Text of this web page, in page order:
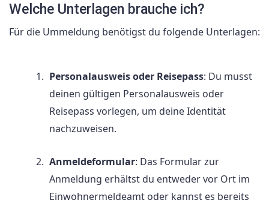
Welche Unterlagen brauche ich?
Für die Ummeldung benötigst du folgende Unterlagen:
Personalausweis oder Reisepass: Du musst
deinen gültigen Personalausweis oder
Reisepass vorlegen, um deine Identität
nachzuweisen.
Anmeldeformular: Das Formular zur
Anmeldung erhältst du entweder vor Ort im
Einwohnermeldeamt oder kannst es bereits